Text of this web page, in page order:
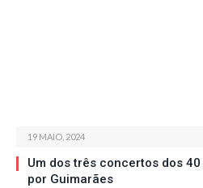
19 MAIO, 2024
Um dos três concertos dos
por Guimarães